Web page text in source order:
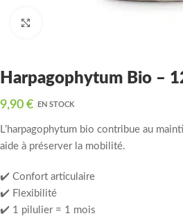
Harpagophytum Bio –
9,90 € EN STOCK
L’harpagophytum bio contribue au
aide à préserver la mobilité.
✔️ Confort articulaire
✔️ Flexibilité
✔️ 1 pilulier = 1 mois